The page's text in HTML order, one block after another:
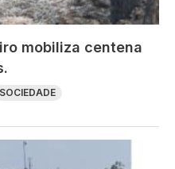
mobiliza centena
SOCIEDADE